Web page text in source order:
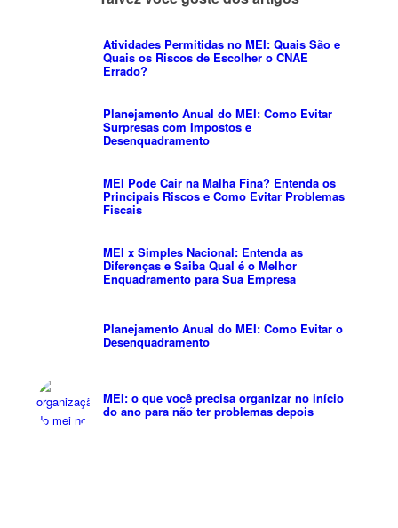
Atividades Permitidas no MEI: Quais São e
Quais os Riscos de Escolher o CNAE
Errado?
Planejamento Anual do MEI: Como Evitar
Surpresas com Impostos e
Desenquadramento
MEI Pode Cair na Malha Fina? Entenda os
Principais Riscos e Como Evitar Problemas
Fiscais
MEI x Simples Nacional: Entenda as
Diferenças e Saiba Qual é o Melhor
Enquadramento para Sua Empresa
Planejamento Anual do MEI: Como Evitar o
Desenquadramento
MEI: o que você precisa organizar no início
do ano para não ter problemas depois